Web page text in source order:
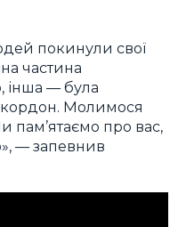
покинули свої
частина
інша — була
кордон. Молимося
пам’ятаємо про вас,
— запевнив